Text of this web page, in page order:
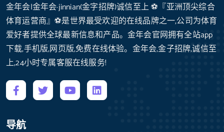
金年会|金年会·jinnian(金字招牌)诚信至上 ⚽️『亚洲顶尖综合
体育运营商』⚽️是世界最受欢迎的在线品牌之一,公司为体育
爱好者提供全球最新信息和产品。金年会官网拥有全站app
下载,手机版,网页版,免费在线体验。金年会,金子招牌,诚信至
上,24小时专属客服在线服务!
导航